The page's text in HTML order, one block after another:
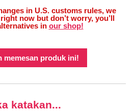
in U.S. customs rules, we
now but don’t worry, you’ll
in our shop!
memesan produk ini!
katakan...